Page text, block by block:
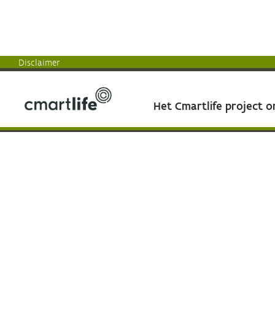
Disclaimer
Het Cmartlife project